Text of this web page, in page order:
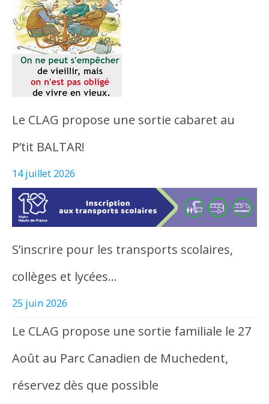
Le CLAG propose une sortie cabaret au
P’tit BALTAR!
14 juillet 2026
S’inscrire pour les transports scolaires,
collèges et lycées…
25 juin 2026
Le CLAG propose une sortie familiale le 27
Août au Parc Canadien de Muchedent,
réservez dès que possible